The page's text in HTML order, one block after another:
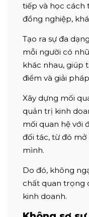
tiếp và học cách
đồng nghiệp,
Tạo ra sự đa
mỗi người có
khác nhau, giúp
điểm và giải
Xây dựng mối
quản trị kinh
mối quan hệ với
đối tác, từ đó
mình.
Do đó, không
chất quan trọng
kinh doanh.